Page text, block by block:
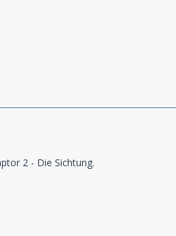
2 - Die Sichtung.